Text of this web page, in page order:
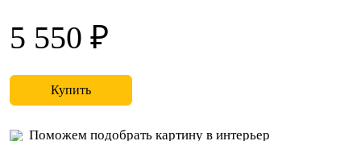
5 550 ₽
Купить
Поможем подобрать картину в интерьер